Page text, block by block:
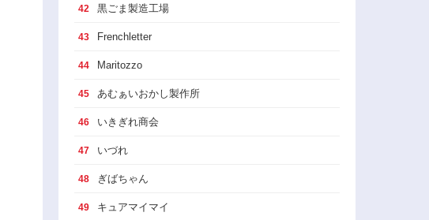
42 黒ごま製造工場
43 Frenchletter
44 Maritozzo
45 あむぁいおかし製作所
46 いきぎれ商会
47 いづれ
48 ぎばちゃん
49 キュアマイマイ